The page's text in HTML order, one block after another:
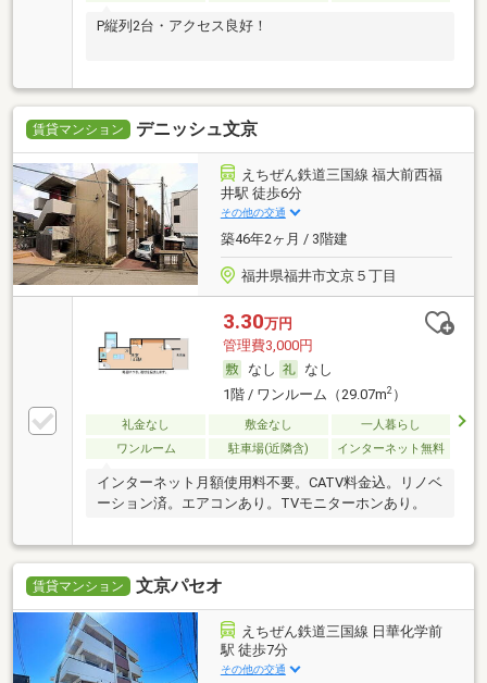
P縦列2台・アクセス良好！
賃貸マンション デニッシュ文京
えちぜん鉄道三国線 福大前西福
井駅 徒歩6分
その他の交通
築46年2ヶ月 / 3階建
福井県福井市文京５丁目
3.30万円
管理費3,000円
なし
なし
1階 / ワンルーム（29.07m2）
礼金なし 敷金なし
一人暮らし
ワンルーム
駐車場(近隣含) インターネット無料
インターネット月額使用料不要。CATV料金込。リノベ
ーション済。エアコンあり。TVモニターホンあり。
賃貸マンション 文京パセオ
えちぜん鉄道三国線 日華化学前
駅 徒歩7分
その他の交通